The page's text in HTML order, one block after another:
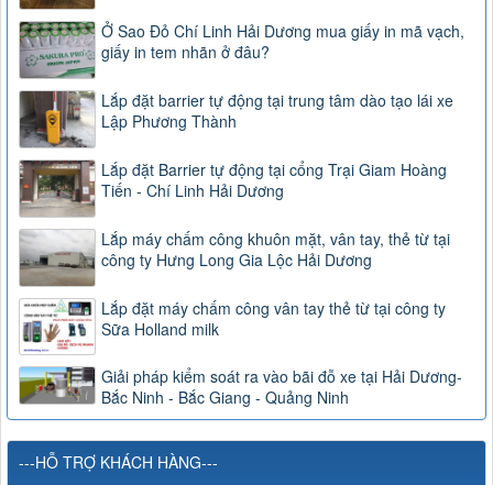
Ở Sao Đỏ Chí Linh Hải Dương mua giấy in mã vạch,
giấy in tem nhãn ở đâu?
Lắp đặt barrier tự động tại trung tâm dào tạo lái xe
Lập Phương Thành
Lắp đặt Barrier tự động tại cổng Trại Giam Hoàng
Tiến - Chí Linh Hải Dương
Lắp máy chấm công khuôn mặt, vân tay, thẻ từ tại
công ty Hưng Long Gia Lộc Hải Dương
Lắp đặt máy chấm công vân tay thẻ từ tại công ty
Sữa Holland milk
Giải pháp kiểm soát ra vào bãi đỗ xe tại Hải Dương-
Bắc Ninh - Bắc Giang - Quảng Ninh
---HỖ TRỢ KHÁCH HÀNG---